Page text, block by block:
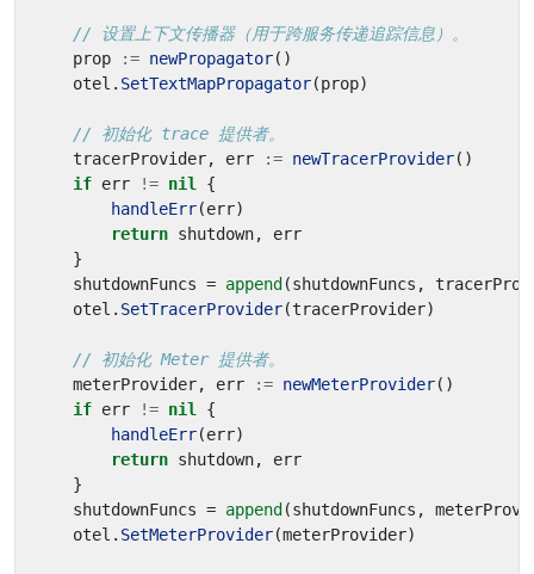
// 设置上下文传播器（用于跨服务传递追踪信息）。
prop
:= newPropagator()
otel . SetTextMapPropagator(prop)
// 初始化 trace 提供者。
tracerProvider, err := newTracerProvider()
if err != nil
{
handleErr(err)
return shutdown,
err
}
shutdownFuncs = append (shutdownFuncs ,
otel . SetTracerProvider(tracerProvider)
// 初始化 Meter 提供者。
meterProvider, err := newMeterProvider()
if err != nil
{
handleErr(err)
return shutdown,
err
}
shutdownFuncs = append (shutdownFuncs ,
otel . SetMeterProvider(meterProvider)